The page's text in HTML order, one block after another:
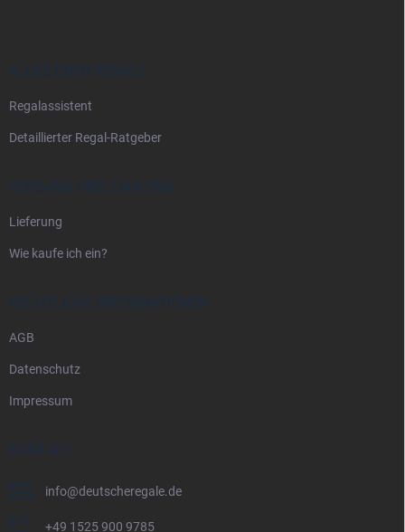
ALLES ÜBER REGALE
Regalassistent
Detaillierter Regal-Ratgeber
VERSAND UND ZAHLUNG
Lieferung
Wie kaufe ich ein?
RECHTLICHE INFORMATIONEN
AGB
Datenschutz
Impressum
KONTAKT
info@deutscheregale.de
+49 1525 900 9785